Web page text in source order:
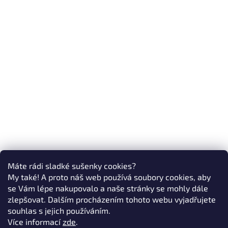
Máte rádi sladké sušenky cookies?
My také! A proto náš web používá soubory cookies, aby
se Vám lépe nakupovalo a naše stránky se mohly dále
zlepšovat. Dalším procházením tohoto webu vyjadřujete
souhlas s jejich používáním.
Více informacízde.